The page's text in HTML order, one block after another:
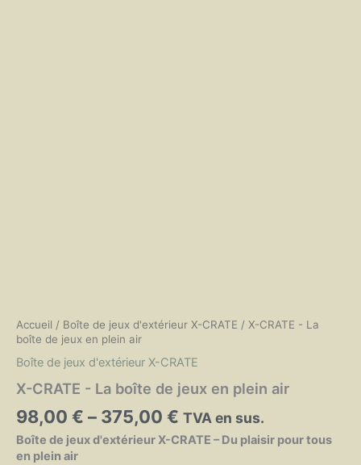
Accueil / Boîte de jeux d'extérieur X-CRATE / X-CRATE - La
boîte de jeux en plein air
Boîte de jeux d'extérieur X-CRATE
X-CRATE - La boîte de jeux en plein air
98,00 € – 375,00 € TVA en sus.
Boîte de jeux d'extérieur X-CRATE – Du plaisir pour tous
en plein air